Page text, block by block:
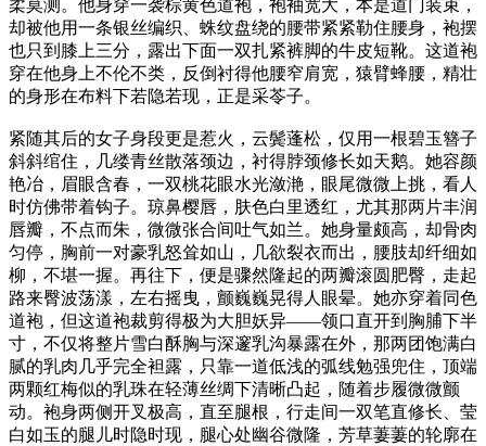
柔莫测。他身穿一袭棕黄色道袍，袍袖宽大，本是道门装束，
却被他用一条银丝编织、蛛纹盘绕的腰带紧紧勒住腰身，袍摆
也只到膝上三分，露出下面一双扎紧裤脚的牛皮短靴。这道袍
穿在他身上不伦不类，反倒衬得他腰窄肩宽，猿臂蜂腰，精壮
的身形在布料下若隐若现，正是采苓子。
紧随其后的女子身段更是惹火，云鬓蓬松，仅用一根碧玉簪子
斜斜绾住，几缕青丝散落颈边，衬得脖颈修长如天鹅。她容颜
艳冶，眉眼含春，一双桃花眼水光潋滟，眼尾微微上挑，看人
时仿佛带着钩子。琼鼻樱唇，肤色白里透红，尤其那两片丰润
唇瓣，不点而朱，微微张合间吐气如兰。她身量颇高，却骨肉
匀停，胸前一对豪乳怒耸如山，几欲裂衣而出，腰肢却纤细如
柳，不堪一握。再往下，便是骤然隆起的两瓣滚圆肥臀，走起
路来臀波荡漾，左右摇曳，颤巍巍晃得人眼晕。她亦穿着同色
道袍，但这道袍裁剪得极为大胆妖异——领口直开到胸脯下半
寸，不仅将整片雪白酥胸与深邃乳沟暴露在外，那两团饱满白
腻的乳肉几乎完全袒露，只靠一道低浅的弧线勉强兜住，顶端
两颗红梅似的乳珠在轻薄丝绸下清晰凸起，随着步履微微颤
动。袍身两侧开叉极高，直至腿根，行走间一双笔直修长、莹
白如玉的腿儿时隐时现，腿心处幽谷微隆，芳草萋萋的轮廓在